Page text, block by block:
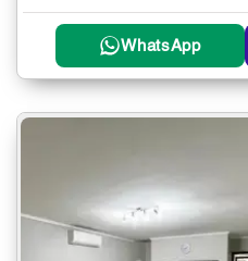
WhatsApp